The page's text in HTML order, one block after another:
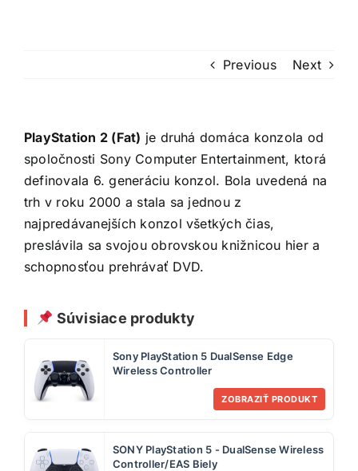
Previous Next
PlayStation 2 (Fat) je druhá domáca konzola od
spoločnosti Sony Computer Entertainment, ktorá
definovala 6. generáciu konzol. Bola uvedená na
trh v roku 2000 a stala sa jednou z
najpredávanejších konzol všetkých čias,
preslávila sa svojou obrovskou knižnicou hier a
schopnosťou prehrávať DVD.
Súvisiace produkty
Sony PlayStation 5 DualSense Edge
Wireless Controller
ZOBRAZIŤ PRODUKT
SONY PlayStation 5 - DualSense Wireless
Controller/EAS Biely